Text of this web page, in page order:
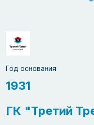
Год основания
1931
ГК "Третий